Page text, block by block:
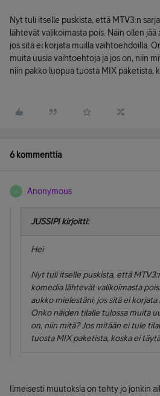
Nyt tuli itselle puskista, että MTV3:n
lähtevät valikoimasta pois. Näin ollen jää
jos sitä ei korjata muilla vaihtoehdoilla.
muita uusia vaihtoehtoja ja jos on, niin
niin pakko luopua tuosta MIX paketista,
6 kommenttia
A Anonymous
JUSSIPI kirjoitti:
Hei
Nyt tuli itselle puskista, että
komedia lähtevät valikoimasta
aukko mielestäni, jos sitä ei
Onko näiden tilalle tulossa muita
on, niin mitä? Jos mitään ei tule
tuosta MIX paketista, koska ei
Ilmeisesti muutoksia on tehty jo jonkin